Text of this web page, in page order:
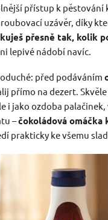
přístup k pěstování
uzávěr, díky
přesně tak, kolik
lepivé nádobí navíc.
před podáváním
přímo na dezert.
i jako ozdoba
–čokoládová omáčka
prakticky ke všemu